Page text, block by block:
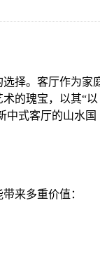
择。客厅作为家
的瑰宝，以其“以
中式客厅的山水国
来多重价值：